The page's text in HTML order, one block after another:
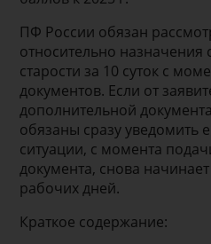
ПФ России обязан
относительно назначения
старости за 10 суток с
документов. Если от
дополнительной
обязаны сразу уведомить
ситуации, с момента
документа, снова
рабочих дней.
Краткое содержание: